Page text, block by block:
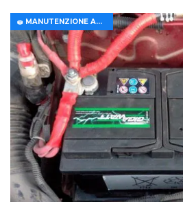
🧽 MANUTENZIONE AUTO